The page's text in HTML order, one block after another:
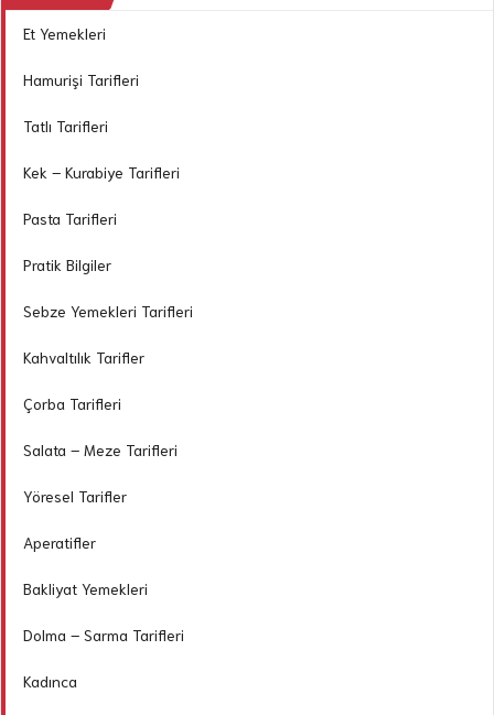
Et Yemekleri
Hamurişi Tarifleri
Tatlı Tarifleri
Kek – Kurabiye Tarifleri
Pasta Tarifleri
Pratik Bilgiler
Sebze Yemekleri Tarifleri
Kahvaltılık Tarifler
Çorba Tarifleri
Salata – Meze Tarifleri
Yöresel Tarifler
Aperatifler
Bakliyat Yemekleri
Dolma – Sarma Tarifleri
Kadınca